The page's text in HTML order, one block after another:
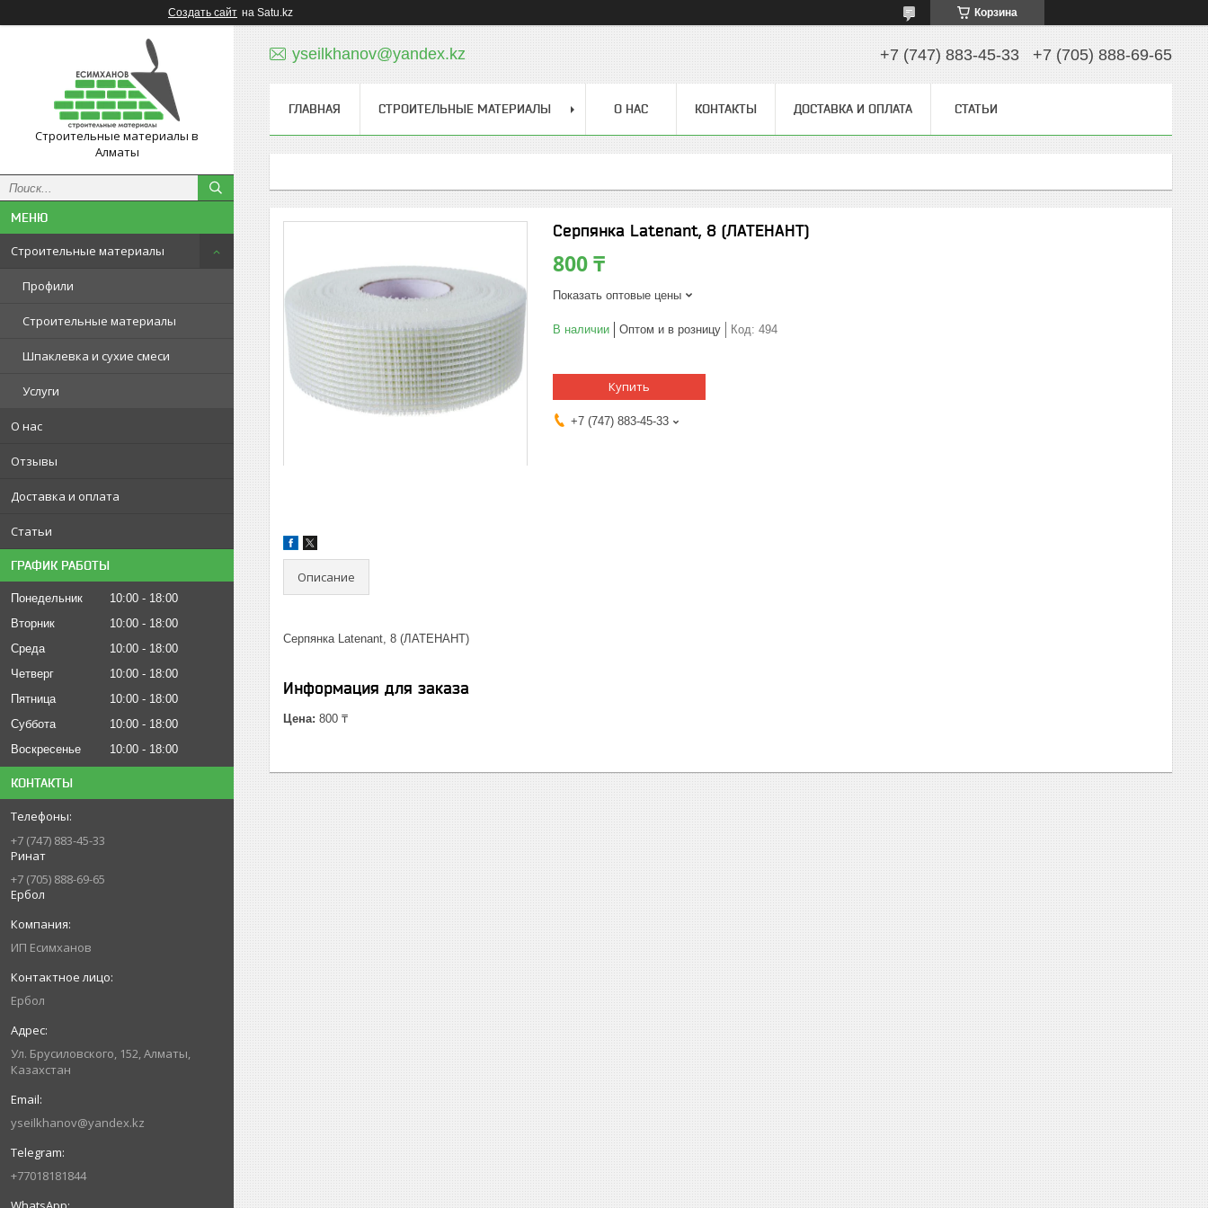
Создать сайт на Satu.kz Корзина
Строительные материалы в
Алматы
Строительные материалы
Профили
Строительные материалы
Шпаклевка и сухие смеси
Услуги
О нас
Отзывы
Доставка и оплата
Статьи
ГРАФИК РАБОТЫ
Понедельник 10:00
18:00
Вторник
10:00
18:00
Среда
10:00
18:00
Четверг
10:00
18:00
Пятница
10:00
18:00
Суббота
10:00
18:00
Воскресенье
10:00 18:00
КОНТАКТЫ
+7 (747) 883-45-33
Ринат
+7 (705) 888-69-65
Ербол
ИП Есимxанов
Ербол
Ул. Брусиловского, 152, Алматы,
Казахстан
yseilkhanov@yandex.kz
+77018181844
yseilkhanov@yandex.kz +7 (747) 883-45-33 +7 (705) 888-69-65
ГЛАВНАЯ СТРОИТЕЛЬНЫЕ МАТЕРИАЛЫ О НАС КОНТАКТЫ ДОСТАВКА И ОПЛАТА СТАТЬИ
Серпянка Latenant, 8 (ЛАТЕНАНТ)
800 ₸
Показать оптовые цены
В наличии Оптом и в розницу Код: 494
Купить
+7 (747) 883-45-33
Описание
Серпянка Latenant, 8 (ЛАТЕНАНТ)
Информация для заказа
Цена: 800 ₸